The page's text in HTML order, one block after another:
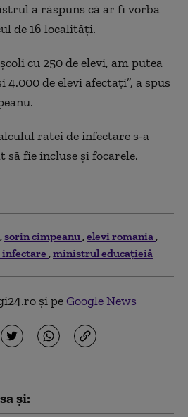
a răspuns că ar fi vorba
de 16 localități.
cu 250 de elevi, am putea
4.000 de elevi afectați”, a spus
ratei de infectare s-a
fie incluse și focarele.
sorin cimpeanu elevi romania
infectare ministrul educațieiâ
și peGoogle News
și: